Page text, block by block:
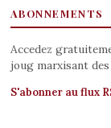
ABONNEMENTS
Accedez
joug marxisant des
S'abonner au flux